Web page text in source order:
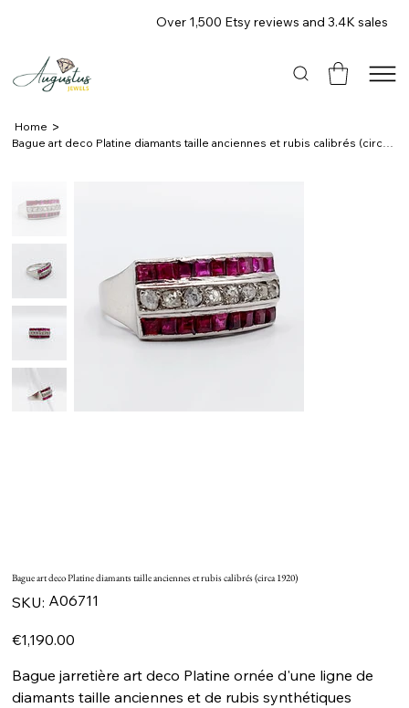
Over 1,500 Etsy reviews and 3.4K sales
Home >
Bague art deco Platine diamants taille anciennes et rubis calibrés (circa 1920)
Bague art deco Platine diamants taille anciennes et rubis calibrés (circa 1920)
SKU:
SKU
A06711
A06711
€1,190.00
Bague jarretière art deco Platine ornée d'une ligne de
diamants taille anciennes et de rubis synthétiques